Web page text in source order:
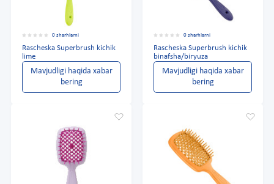
0 sharhlarni
Rascheska Superbrush kichik
lime
Mavjudligi haqida xabar
bering
0 sharhlarni
Rascheska Superbrush kichik
binafsha/biryuza
Mavjudligi haqida xabar
bering